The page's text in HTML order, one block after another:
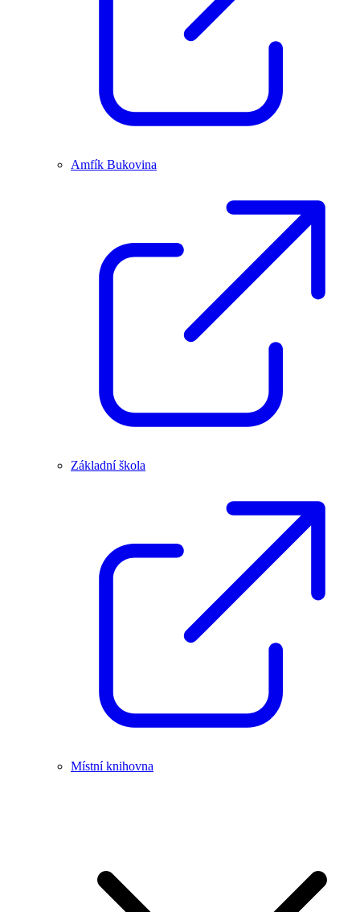
Amfík Bukovina
Základní škola
Místní knihovna